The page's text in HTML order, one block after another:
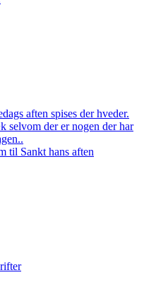
aften spises der hveder.
selvom der er nogen der har
til Sankt hans aften